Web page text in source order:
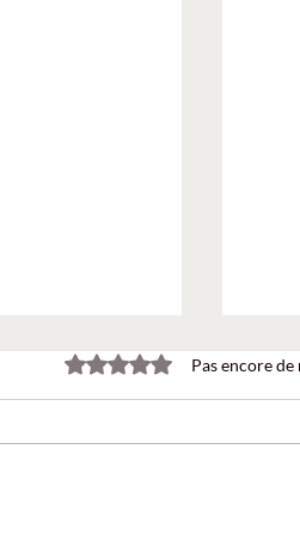
Noté 0 étoile sur 5.Pas encore de